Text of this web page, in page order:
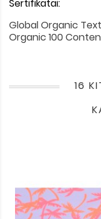
Sertifikatai:
Global Organic
Organic 100
16